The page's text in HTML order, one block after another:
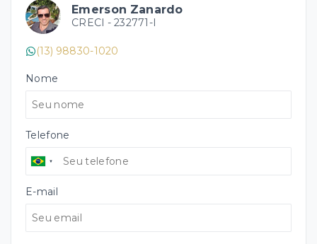
Emerson Zanardo
CRECI - 232771-I
(13) 98830-1020
Nome
Telefone
E-mail